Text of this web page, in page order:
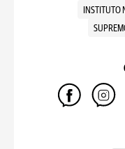
INSTITUTO